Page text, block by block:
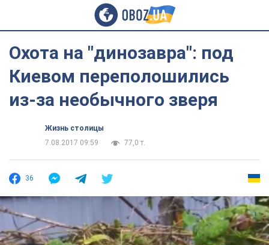
Охота на "динозавра": под
Киевом переполошились
из-за необычного зверя
Жизнь столицы
7.08.2017 09:59
77,0 т.
36